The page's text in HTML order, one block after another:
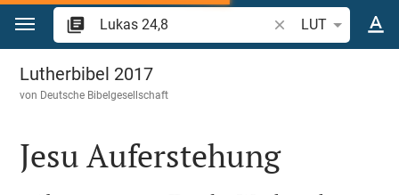
Zum Inhalt springen
Bibelstelle oder
LUT
Lukas 24
Lutherbibel 2017
von Deutsche Bibelgesellschaft
Jesu Auferstehung